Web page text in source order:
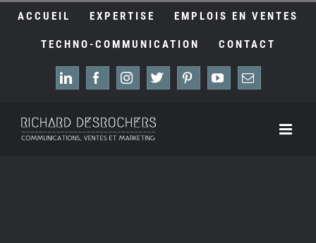
ACCUEIL EXPERTISE EMPLOIS EN VENTES
TECHNO-COMMUNICATION CONTACT
LinkedInFacebook
Instagram
X Pinterest
YouTube
Email